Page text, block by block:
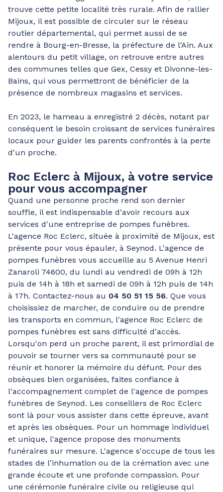
trouve cette petite localité très rurale. Afin de rallier
Mijoux, il est possible de circuler sur le réseau
routier départemental, qui permet aussi de se
rendre à Bourg-en-Bresse, la préfecture de l'Ain. Aux
alentours du petit village, on retrouve entre autres
des communes telles que Gex, Cessy et Divonne-les-
Bains, qui vous permettront de bénéficier de la
présence de nombreux magasins et services.
En 2023, le hameau a enregistré 2 décès, notant par
conséquent le besoin croissant de services funéraires
locaux pour guider les parents confrontés à la perte
d'un proche.
Roc Eclerc à Mijoux, à votre service
pour vous accompagner
Quand une personne proche rend son dernier
souffle, il est indispensable d'avoir recours aux
services d'une entreprise de pompes funèbres.
L'agence Roc Eclerc, située à proximité de Mijoux, est
présente pour vous épauler, à Seynod. L'agence de
pompes funèbres vous accueille au 5 Avenue Henri
Zanaroli 74600, du lundi au vendredi de 09h à 12h
puis de 14h à 18h et samedi de 09h à 12h puis de 14h
à 17h. Contactez-nous au 04 50 51 15 56. Que vous
choisissiez de marcher, de conduire ou de prendre
les transports en commun, l'agence Roc Eclerc de
pompes funèbres est sans difficulté d'accès.
Lorsqu'on perd un proche parent, il est primordial de
pouvoir se tourner vers sa communauté pour se
réunir et honorer la mémoire du défunt. Pour des
obsèques bien organisées, faites confiance à
l'accompagnement complet de l'agence de pompes
funèbres de Seynod. Les conseillers de Roc Eclerc
sont là pour vous assister dans cette épreuve, avant
et après les obsèques. Pour un hommage individuel
et unique, l'agence propose des monuments
funéraires sur mesure. L'agence s'occupe de tous les
stades de l'inhumation ou de la crémation avec une
grande écoute et une profonde compassion. Pour
une cérémonie funéraire civile ou religieuse qui